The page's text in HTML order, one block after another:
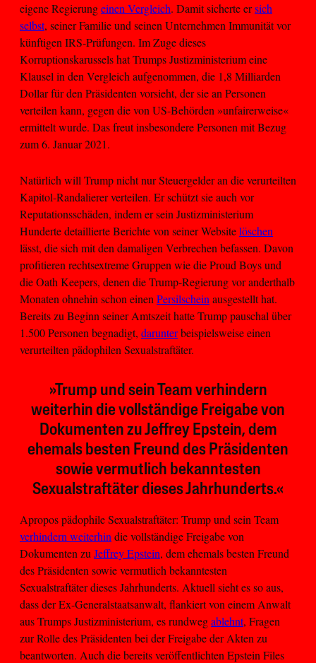
eigene Regierungeinen Vergleich. Damit sicherte ersich
selbst, seiner Familie und seinen Unternehmen Immunität vor
künftigen IRS-Prüfungen. Im Zuge dieses
Korruptionskarussels hat Trumps Justizministerium eine
Klausel in den Vergleich aufgenommen, die 1,8 Milliarden
Dollar für den Präsidenten vorsieht, der sie an Personen
verteilen kann, gegen die von US-Behörden »unfairerweise«
ermittelt wurde. Das freut insbesondere Personen mit Bezug
zum 6. Januar 2021.
Natürlich will Trump nicht nur Steuergelder an die verurteilten
Kapitol-Randalierer verteilen. Er schützt sie auch vor
Reputationsschäden, indem er sein Justizministerium
Hunderte detaillierte Berichte von seiner Websitelöschen
lässt, die sich mit den damaligen Verbrechen befassen. Davon
profitieren rechtsextreme Gruppen wie die Proud Boys und
die Oath Keepers, denen die Trump-Regierung vor anderthalb
Monaten ohnehin schon einen Persilschein ausgestellt hat.
Bereits zu Beginn seiner Amtszeit hatte Trump pauschal über
1.500 Personen begnadigt, darunterbeispielsweise einen
verurteilten pädophilen Sexualstraftäter.
»Trump und sein Team verhindern
weiterhin die vollständige Freigabe von
Dokumenten zu Jeffrey Epstein, dem
ehemals besten Freund des Präsidenten
sowie vermutlich bekanntesten
Sexualstraftäter dieses Jahrhunderts.«
Apropos pädophile Sexualstraftäter: Trump und sein Team
verhindern weiterhin die vollständige Freigabe von
Dokumenten zu Jeffrey Epstein, dem ehemals besten Freund
des Präsidenten sowie vermutlich bekanntesten
Sexualstraftäter dieses Jahrhunderts. Aktuell sieht es so aus,
dass der Ex-Generalstaatsanwalt, flankiert von einem Anwalt
aus Trumps Justizministerium, es rundwegablehnt, Fragen
zur Rolle des Präsidenten bei der Freigabe der Akten zu
beantworten. Auch die bereits veröffentlichten Epstein Files